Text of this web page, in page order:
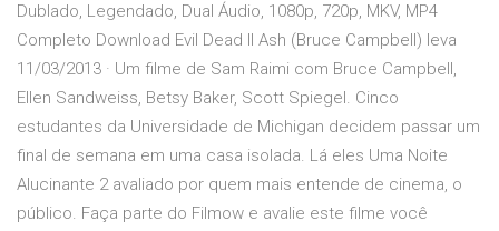
Dublado, Legendado, Dual Áudio, 1080p, 720p, MKV, MP4
Completo Download Evil Dead II Ash (Bruce Campbell) leva
11/03/2013 · Um filme de Sam Raimi com Bruce Campbell,
Ellen Sandweiss, Betsy Baker, Scott Spiegel. Cinco
estudantes da Universidade de Michigan decidem passar um
final de semana em uma casa isolada. Lá eles Uma Noite
Alucinante 2 avaliado por quem mais entende de cinema, o
público. Faça parte do Filmow e avalie este filme você